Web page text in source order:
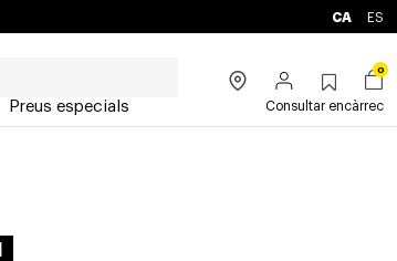
CA ES
Preus especials
0
Consultar encàrrec